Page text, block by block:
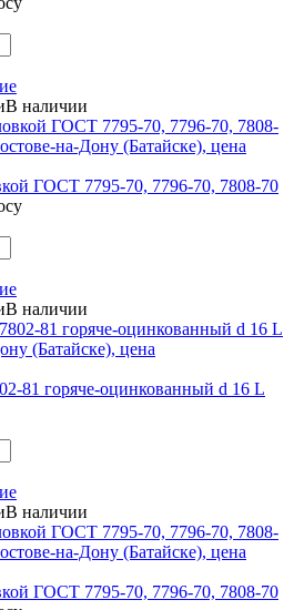
В наличии
ГОСТ 7795-70, 7796-70, 7808-70
В наличии
81 горяче-оцинкованный d 16 L
В наличии
ГОСТ 7795-70, 7796-70, 7808-70